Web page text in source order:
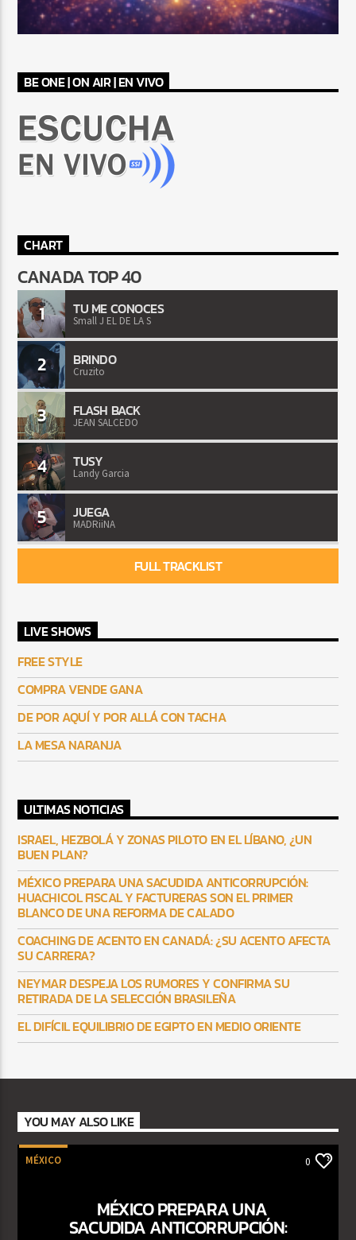
BE ONE | ON AIR | EN VIVO
CHART
CANADA TOP 40
1 TU ME CONOCES
Small J EL DE LA S
2 BRINDO
Cruzito
3 FLASH BACK
JEAN SALCEDO
4 TUSY
Landy Garcia
5 JUEGA
MADRiiNA
FULL TRACKLIST
LIVE SHOWS
FREE STYLE
COMPRA VENDE GANA
DE POR AQUÍ Y POR ALLÁ CON TACHA
LA MESA NARANJA
ULTIMAS NOTICIAS
ISRAEL, HEZBOLÁ Y ZONAS PILOTO EN EL LÍBANO, ¿UN
BUEN PLAN?
MÉXICO PREPARA UNA SACUDIDA ANTICORRUPCIÓN:
HUACHICOL FISCAL Y FACTURERAS SON EL PRIMER
BLANCO DE UNA REFORMA DE CALADO
COACHING DE ACENTO EN CANADÁ: ¿SU ACENTO AFECTA
SU CARRERA?
NEYMAR DESPEJA LOS RUMORES Y CONFIRMA SU
RETIRADA DE LA SELECCIÓN BRASILEÑA
EL DIFÍCIL EQUILIBRIO DE EGIPTO EN MEDIO ORIENTE
YOU MAY ALSO LIKE
MÉXICO 0
MÉXICO PREPARA UNA
SACUDIDA ANTICORRUPCIÓN: